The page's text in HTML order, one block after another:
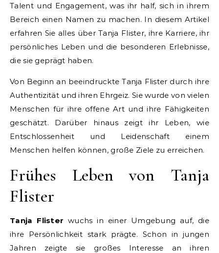
Talent und Engagement, was ihr half, sich in ihrem
Bereich einen Namen zu machen. In diesem Artikel
erfahren Sie alles über Tanja Flister, ihre Karriere, ihr
persönliches Leben und die besonderen Erlebnisse,
die sie geprägt haben.
Von Beginn an beeindruckte Tanja Flister durch ihre
Authentizität und ihren Ehrgeiz. Sie wurde von vielen
Menschen für ihre offene Art und ihre Fähigkeiten
geschätzt. Darüber hinaus zeigt ihr Leben, wie
Entschlossenheit und Leidenschaft einem
Menschen helfen können, große Ziele zu erreichen.
Frühes Leben von Tanja
Flister
Tanja Flister wuchs in einer Umgebung auf, die
ihre Persönlichkeit stark prägte. Schon in jungen
Jahren zeigte sie großes Interesse an ihren